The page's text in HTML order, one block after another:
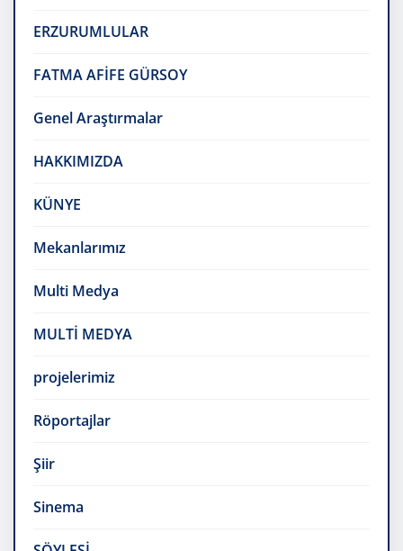
ERZURUMLULAR
FATMA AFİFE GÜRSOY
Genel Araştırmalar
HAKKIMIZDA
KÜNYE
Mekanlarımız
Multi Medya
MULTİ MEDYA
projelerimiz
Röportajlar
Şiir
Sinema